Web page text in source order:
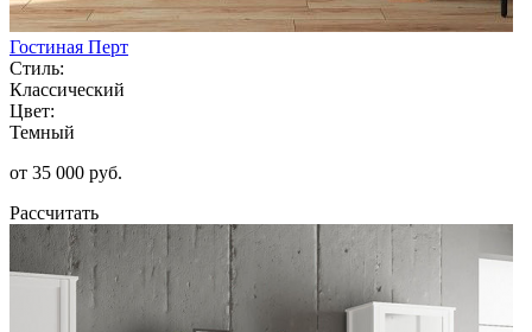
Гостиная Перт
Стиль:
Классический
Цвет:
Темный
от 35 000 руб.
Рассчитать